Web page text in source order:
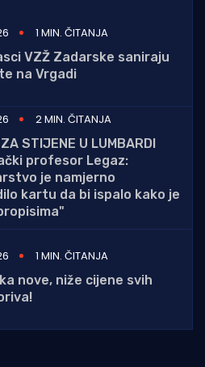
1 MIN. ČITANJA
VZŽ Zadarske saniraju
na Vrgadi
2 MIN. ČITANJA
STIJENE U LUMBARDI
profesor Legaz:
je namjerno
kartu da bi ispalo kako je
1 MIN. ČITANJA
nove, niže cijene svih